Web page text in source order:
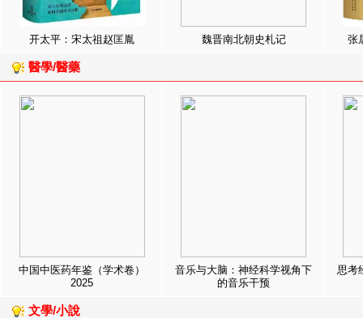
开太平：宋太祖赵匡胤 魏晋南北朝史札记 张
醫學/醫藥
中国中医药年鉴（学术卷）
2025
音乐与大脑：神经科学视角下
的音乐干预
思考
文學/小說